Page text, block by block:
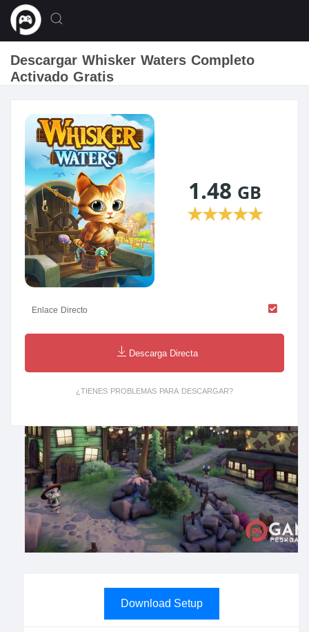
Descargar Whisker Waters Completo
Activado Gratis
Download Setup
1.48 GB
★★★★★
Enlace Directo
Descarga Directa
¿TIENES PROBLEMAS PARA DESCARGAR?